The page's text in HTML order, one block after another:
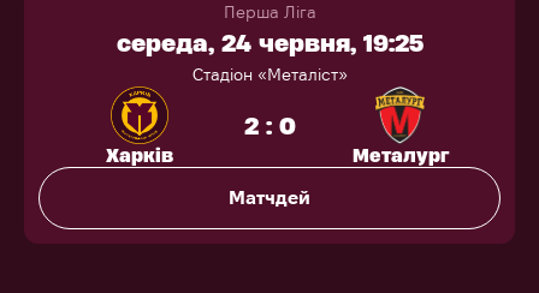
Перша Ліга
середа, 24 червня, 19:25
Стадіон «Металіст»
Харків
2 : 0
Металург
Матчдей